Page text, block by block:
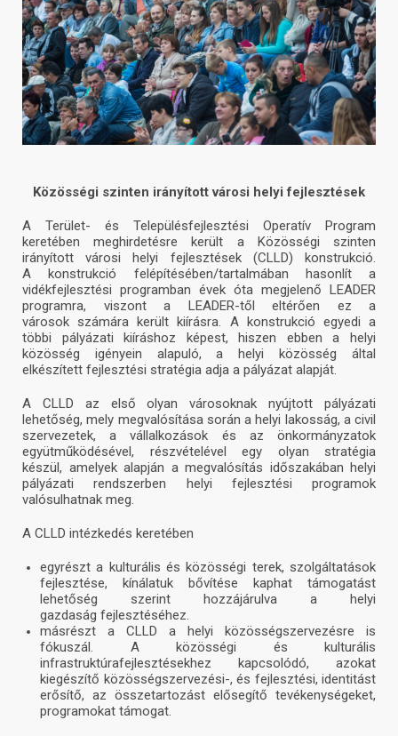
Közösségi szinten irányított városi helyi fejlesztések
A Terület- és Településfejlesztési Operatív Program
keretében meghirdetésre került a Közösségi szinten
irányított városi helyi fejlesztések (CLLD) konstrukció.
A konstrukció felépítésében/tartalmában hasonlít a
vidékfejlesztési programban évek óta megjelenő LEADER
programra, viszont a LEADER-től eltérően ez a
városok számára került kiírásra. A konstrukció egyedi a
többi pályázati kiíráshoz képest, hiszen ebben a helyi
közösség igényein alapuló, a helyi közösség által
elkészített fejlesztési stratégia adja a pályázat alapját.
A CLLD az első olyan városoknak nyújtott pályázati
lehetőség, mely megvalósítása során a helyi lakosság, a civil
szervezetek, a vállalkozások és az önkormányzatok
együtműködésével, részvételével egy olyan stratégia
készül, amelyek alapján a megvalósítás időszakában helyi
pályázati rendszerben helyi fejlesztési programok
valósulhatnak meg.
A CLLD intézkedés keretében
egyrészt a kulturális és közösségi terek, szolgáltatások
fejlesztése, kínálatuk bővítése kaphat támogatást
lehetőség szerint hozzájárulva a helyi
gazdaság fejlesztéséhez.
másrészt a CLLD a helyi közösségszervezésre is
fókuszál. A közösségi és kulturális
infrastruktúrafejlesztésekhez kapcsolódó, azokat
kiegészítő közösségszervezési-, és fejlesztési, identitást
erősítő, az összetartozást elősegítő tevékenységeket,
programokat támogat.